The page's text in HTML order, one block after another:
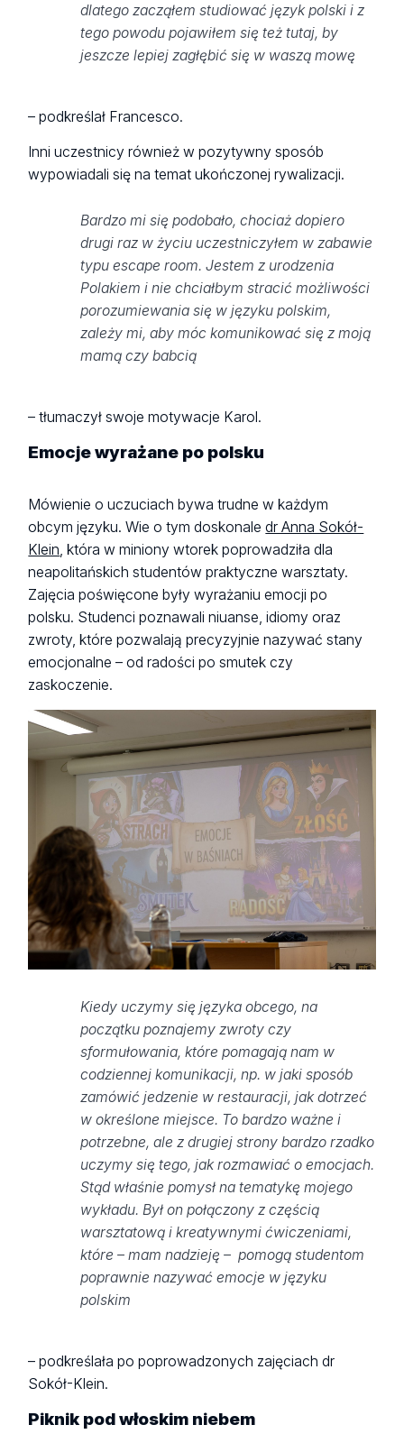
dlatego zacząłem studiować język polski i z
tego powodu pojawiłem się też tutaj, by
jeszcze lepiej zagłębić się w waszą mowę
– podkreślał Francesco.
Inni uczestnicy również w pozytywny sposób
wypowiadali się na temat ukończonej rywalizacji.
Bardzo mi się podobało, chociaż dopiero
drugi raz w życiu uczestniczyłem w zabawie
typu escape room. Jestem z urodzenia
Polakiem i nie chciałbym stracić możliwości
porozumiewania się w języku polskim,
zależy mi, aby móc komunikować się z moją
mamą czy babcią
– tłumaczył swoje motywacje Karol.
Emocje wyrażane po polsku
Mówienie o uczuciach bywa trudne w każdym
obcym języku. Wie o tym doskonaledr Anna Sokół-
Klein, która w miniony wtorek poprowadziła dla
neapolitańskich studentów praktyczne warsztaty.
Zajęcia poświęcone były wyrażaniu emocji po
polsku. Studenci poznawali niuanse, idiomy oraz
zwroty, które pozwalają precyzyjnie nazywać stany
emocjonalne – od radości po smutek czy
zaskoczenie.
Kiedy uczymy się języka obcego, na
początku poznajemy zwroty czy
sformułowania, które pomagają nam w
codziennej komunikacji, np. w jaki sposób
zamówić jedzenie w restauracji, jak dotrzeć
w określone miejsce. To bardzo ważne i
potrzebne, ale z drugiej strony bardzo rzadko
uczymy się tego, jak rozmawiać o emocjach.
Stąd właśnie pomysł na tematykę mojego
wykładu. Był on połączony z częścią
warsztatową i kreatywnymi ćwiczeniami,
które – mam nadzieję – pomogą studentom
poprawnie nazywać emocje w języku
polskim
– podkreślała po poprowadzonych zajęciach dr
Sokół-Klein.
Piknik pod włoskim niebem